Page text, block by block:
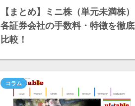
【まとめ】ミニ株（単元未満株）
各証券会社の手数料・特徴を徹底
比較！
コラム